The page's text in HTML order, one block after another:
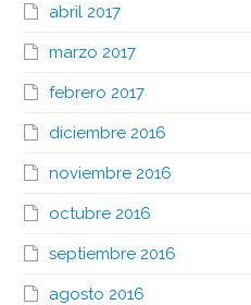
abril 2017
marzo 2017
febrero 2017
diciembre 2016
noviembre 2016
octubre 2016
septiembre 2016
agosto 2016